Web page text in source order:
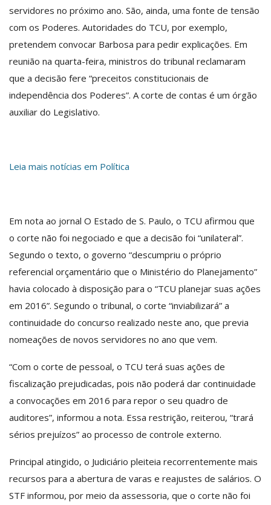
servidores no próximo ano. São, ainda, uma fonte de tensão
com os Poderes. Autoridades do TCU, por exemplo,
pretendem convocar Barbosa para pedir explicações. Em
reunião na quarta-feira, ministros do tribunal reclamaram
que a decisão fere “preceitos constitucionais de
independência dos Poderes”. A corte de contas é um órgão
auxiliar do Legislativo.
Leia mais notícias em Política
Em nota ao jornal O Estado de S. Paulo, o TCU afirmou que
o corte não foi negociado e que a decisão foi “unilateral”.
Segundo o texto, o governo “descumpriu o próprio
referencial orçamentário que o Ministério do Planejamento”
havia colocado à disposição para o “TCU planejar suas ações
em 2016”. Segundo o tribunal, o corte “inviabilizará” a
continuidade do concurso realizado neste ano, que previa
nomeações de novos servidores no ano que vem.
“Com o corte de pessoal, o TCU terá suas ações de
fiscalização prejudicadas, pois não poderá dar continuidade
a convocações em 2016 para repor o seu quadro de
auditores”, informou a nota. Essa restrição, reiterou, “trará
sérios prejuízos” ao processo de controle externo.
Principal atingido, o Judiciário pleiteia recorrentemente mais
recursos para a abertura de varas e reajustes de salários. O
STF informou, por meio da assessoria, que o corte não foi